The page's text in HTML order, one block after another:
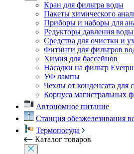
Кран для фильтра воды
Пакеты химического
Приборы и наборы для
Редукторы давления
Средства для очистки и
Фитинги для фильтров
Химия для бассейнов
Насадки на фильтр
УФ лампы
Чехлы от конденсата для
Корпуса магистральных
Автономное питание
Станция обезжелезивания
Термопосуда
Каталог товаров